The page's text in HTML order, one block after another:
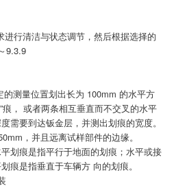
行清洁与状态调节，然后根据选择的
9.3.9
测量位置划出长为 100mm 的水平方
痕， 或者两条相互垂直而不交叉的水平
需要到达钣金层，并测出划痕的宽度。
，并且远离试样部件的边缘。
划痕是指平行于地面的划痕；水平或接
痕是指垂直于车辆方 向的划痕。